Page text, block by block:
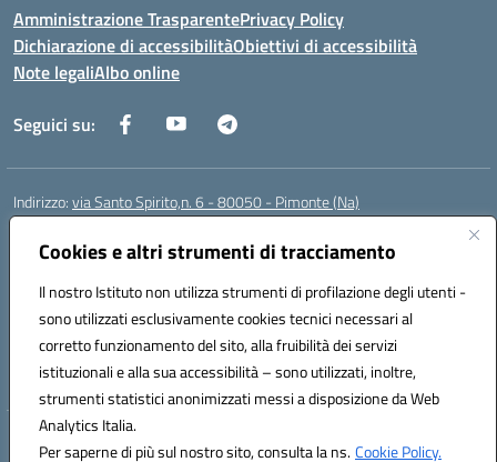
Cookies e altri strumenti di tracciamento
Il nostro Istituto non utilizza strumenti di profilazione degli utenti -
sono utilizzati esclusivamente cookies tecnici necessari al
corretto funzionamento del sito, alla fruibilità dei servizi
istituzionali e alla sua accessibilità – sono utilizzati, inoltre,
strumenti statistici anonimizzati messi a disposizione da Web
Analytics Italia.
Per saperne di più sul nostro sito, consulta la ns.Cookie Policy.
Amministrazione TrasparentePrivacy Policy
Dichiarazione di accessibilitàObiettivi di accessibilità
Note legaliAlbo online
Seguici su:
Indirizzo:via Santo Spirito,n. 6 - 80050 - Pimonte (Na)
Centralino:
Posta elettronica certificata (PEC):naic86400x@pec.istruzione.it
Codice fiscale: 82008870634
Codice meccanografico:NAIC86400X
Codice Indice delle Pubbliche Amministrazioni (IPA): ISTSC_NAIC86400X
Codice unico di fatturazione (CUF): UF5NKX
Hosting & Powered by 3D Solution S.r.l.